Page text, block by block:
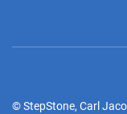
© StepStone, Carl